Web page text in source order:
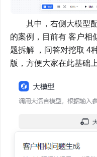
        其中，右侧大模型配置模版中，给出了一些特定需求
的案例，目前有 客户相
题拆解 ，问答对挖取 4
版，方便大家在此基础